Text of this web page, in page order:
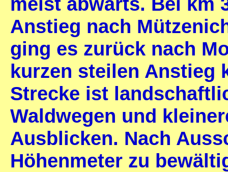
Anstieg nach
ging es zurück nach
kurzen steilen Anstieg
Strecke ist
Waldwegen und
Ausblicken. Nach
Höhenmeter zu